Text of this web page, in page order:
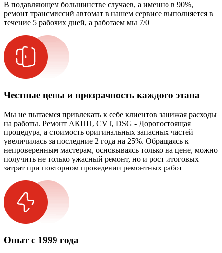
В подавляющем большинстве случаев, а именно в 90%,
ремонт трансмиссий автомат в нашем сервисе выполняется в
течение 5 рабочих дней, а работаем мы 7/0
Честные цены и прозрачность каждого этапа
Мы не пытаемся привлекать к себе клиентов занижая расходы
на работы. Ремонт АКПП, CVT, DSG - Дорогостоящая
процедура, а стоимость оригинальных запасных частей
увеличилась за последние 2 года на 25%. Обращаясь к
непроверенным мастерам, основываясь только на цене, можно
получить не только ужасный ремонт, но и рост итоговых
затрат при повторном проведении ремонтных работ
Опыт с 1999 года